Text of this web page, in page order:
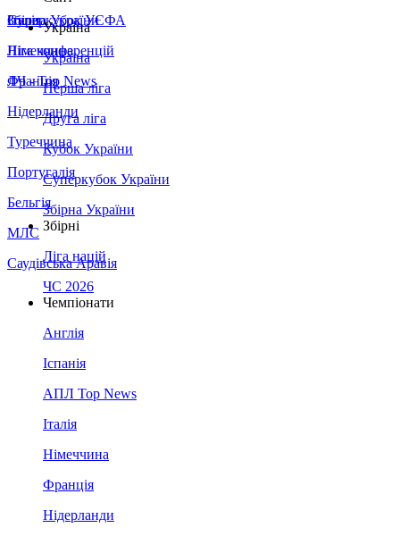
Збірна України
Італія
Німеччина
Франція
Нідерланди
Туреччина
Португалія
Бельгія
МЛС
Саудівська Аравія
Суперкубок УЄФА
Ліга конференцій
ЛЧ - Top News
Україна
Україна
Перша ліга
Друга ліга
Кубок України
Суперкубок України
Збірна України
Збірні
Ліга націй
ЧС 2026
Чемпіонати
Англія
Іспанія
АПЛ Top News
Італія
Німеччина
Франція
Нідерланди